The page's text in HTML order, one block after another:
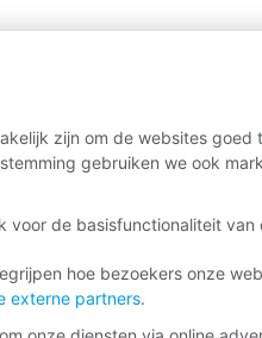
zijn om de websites
gebruiken we ook
voor de basisfunctionaliteit
hoe bezoekers onze
externe partners.